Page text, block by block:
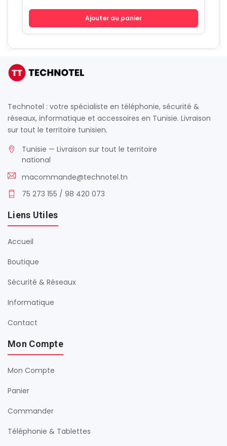
Ajouter au panier
Technotel : votre spécialiste en téléphonie, sécurité &
réseaux, informatique et accessoires en Tunisie. Livraison
sur tout le territoire tunisien.
Tunisie — Livraison sur tout le territoire
national
macommande@technotel.tn
75 273 155 / 98 420 073
Liens Utiles
Accueil
Boutique
Sécurité & Réseaux
Informatique
Contact
Mon Compte
Mon Compte
Panier
Commander
Téléphonie & Tablettes